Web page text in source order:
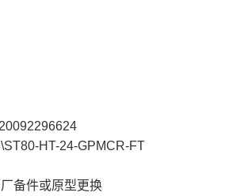
HT-24-GPMCR-FT
备件或原型更换